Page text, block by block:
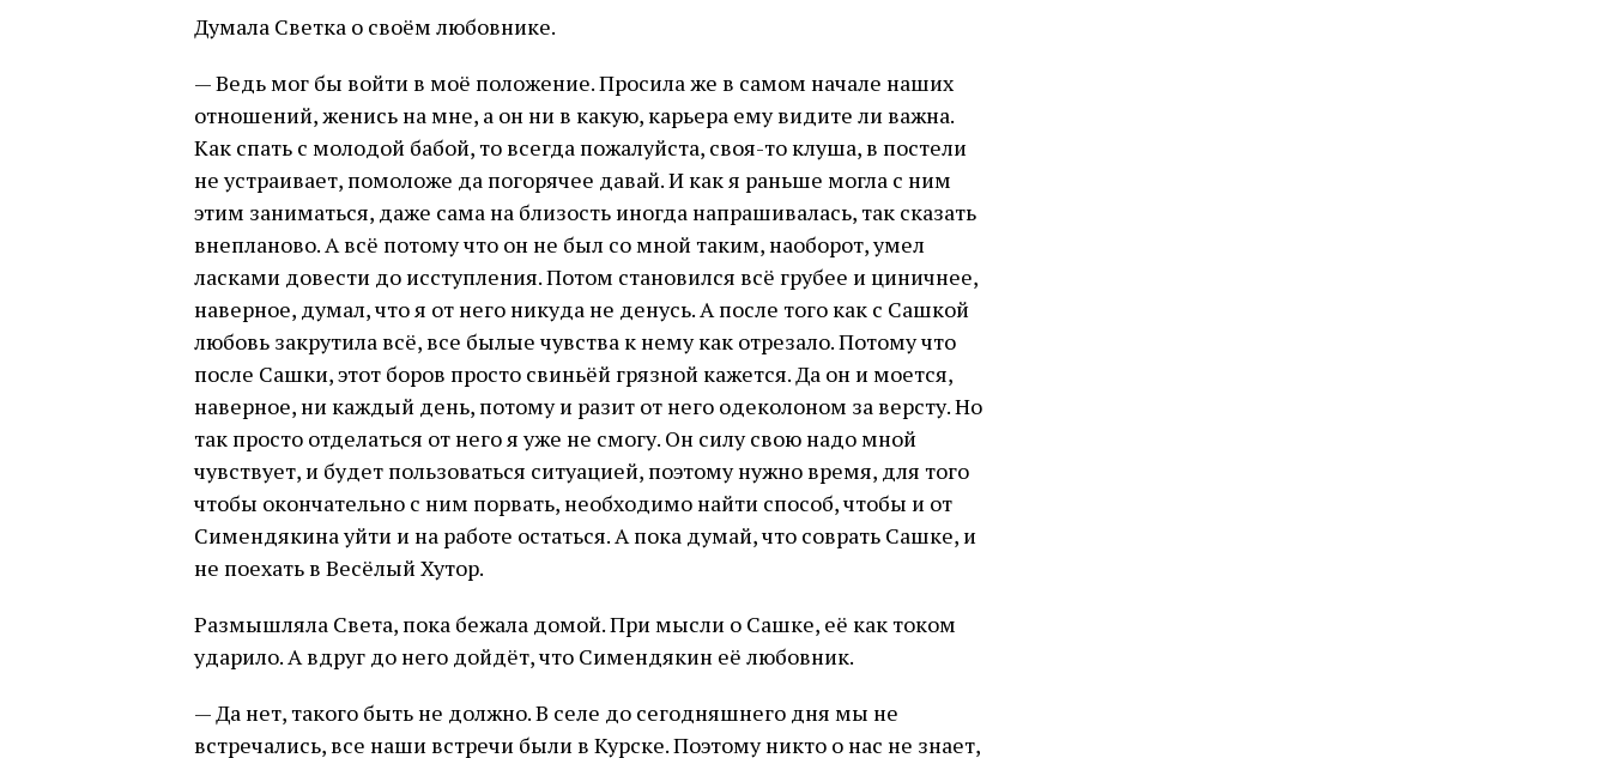
Думала Светка о своём любовнике.
— Ведь мог бы войти в моё положение. Просила же в самом начале наших
отношений, женись на мне, а он ни в какую, карьера ему видите ли важна.
Как спать с молодой бабой, то всегда пожалуйста, своя-то клуша, в постели
не устраивает, помоложе да погорячее давай. И как я раньше могла с ним
этим заниматься, даже сама на близость иногда напрашивалась, так сказать
внепланово. А всё потому что он не был со мной таким, наоборот, умел
ласками довести до исступления. Потом становился всё грубее и циничнее,
наверное, думал, что я от него никуда не денусь. А после того как с Сашкой
любовь закрутила всё, все былые чувства к нему как отрезало. Потому что
после Сашки, этот боров просто свиньёй грязной кажется. Да он и моется,
наверное, ни каждый день, потому и разит от него одеколоном за версту. Но
так просто отделаться от него я уже не смогу. Он силу свою надо мной
чувствует, и будет пользоваться ситуацией, поэтому нужно время, для того
чтобы окончательно с ним порвать, необходимо найти способ, чтобы и от
Симендякина уйти и на работе остаться. А пока думай, что соврать Сашке, и
не поехать в Весёлый Хутор.
Размышляла Света, пока бежала домой. При мысли о Сашке, её как током
ударило. А вдруг до него дойдёт, что Симендякин её любовник.
— Да нет, такого быть не должно. В селе до сегодняшнего дня мы не
встречались, все наши встречи были в Курске. Поэтому никто о нас не знает,